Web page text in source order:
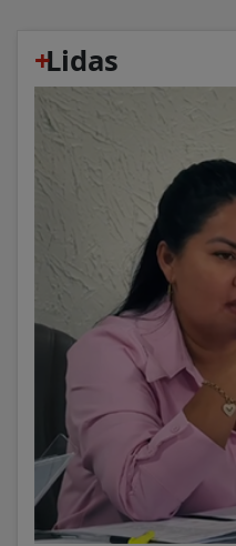
+
Lidas